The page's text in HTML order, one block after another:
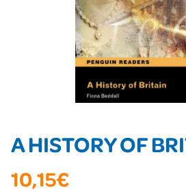
A HISTORY OF
10,15€